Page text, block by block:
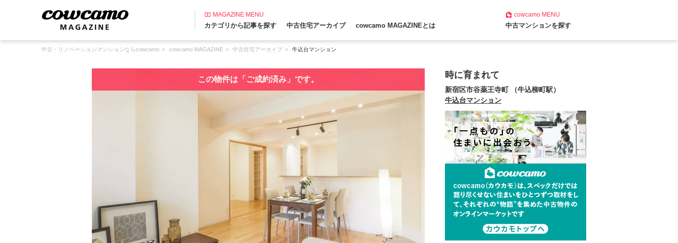
MAGAZINE MENU
カテゴリから記事を探す 中古住宅アーカイブ cowcamo MAGAZINEとは
cowcamoMENU
中古マンションを探す
中古・リノベーションマンションならcowcamo cowcamo MAGAZINE 中古住宅アーカイブ 牛込台マンション
この物件は「ご成約済み」です。 時に育まれて
新宿区市谷薬王寺町 （牛込柳町駅）
牛込台マンション